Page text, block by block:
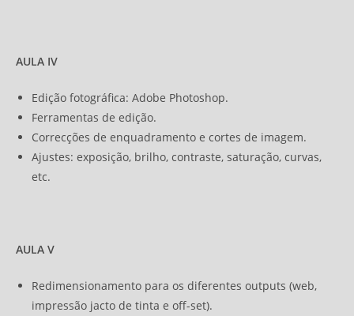
AULA IV
Edição fotográfica: Adobe Photoshop.
Ferramentas de edição.
Correcções de enquadramento e cortes de imagem.
Ajustes: exposição, brilho, contraste, saturação, curvas,
etc.
AULA V
Redimensionamento para os diferentes outputs (web,
impressão jacto de tinta e off-set).